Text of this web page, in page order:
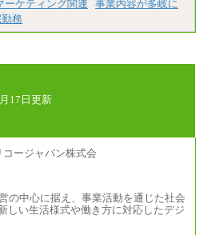
給197,000円～222,000円
特定職員の給与は、生活の拠点が定
円（勤務地域等により異なりま
ルを考慮し、選考の中で決定いたし
同額支給します。
ーケティング関連
事業内容が多岐に
務
17日更新
の中心に据え、事業活動を通じた社会
しい生活様式や働き方に対応したデジ